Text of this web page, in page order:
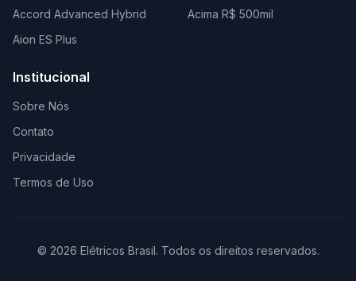
Accord Advanced Hybrid
Aion ES Plus
Acima R$ 500mil
Institucional
Sobre Nós
Contato
Privacidade
Termos de Uso
© 2026 Elétricos Brasil. Todos os direitos reservados.